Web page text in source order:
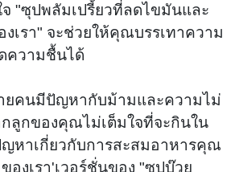
จ "ซุปพลัมเปรี้ยวที่ลดไขมันและ
เรา" จะช่วยให้คุณบรรเทาความ
ความชื้นได้
ยคนมีปัญหากับม้ามและความไม่
ลูกของคุณไม่เต็มใจที่จะกินใน
ญหาเกี่ยวกับการสะสมอาหารคุณ
องเรา'เวอร์ชั่นของ "ซุปบ๊วย